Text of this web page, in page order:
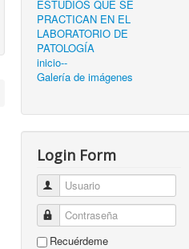
ESTUDIOS QUE SE
PRACTICAN EN EL
LABORATORIO DE
PATOLOGÍA
inicio--
Galería de imágenes
Login Form
Usuario
Contraseña
Recuérdeme